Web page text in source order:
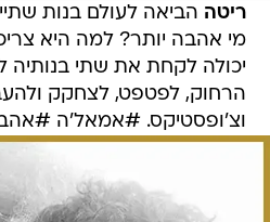
ריטה הביאה לעולם בנות
מי אהבה יותר? למה היא
יכולה לקחת את שתי בנותיה
הרחוק, לפטפט, לצחקק
וצ'ופסטיקס. #אמאל'ה